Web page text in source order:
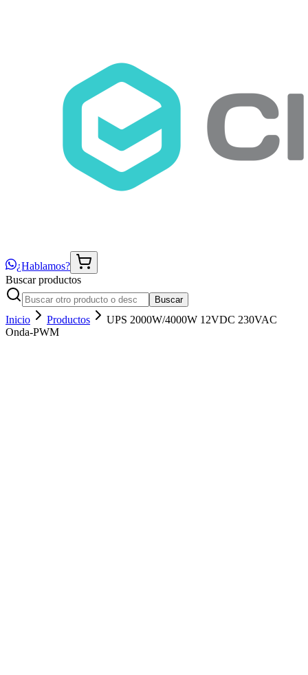
¿Hablamos?
Buscar productos
Buscar
Inicio Productos
UPS 2000W/4000W 12VDC 230VAC
Onda-PWM